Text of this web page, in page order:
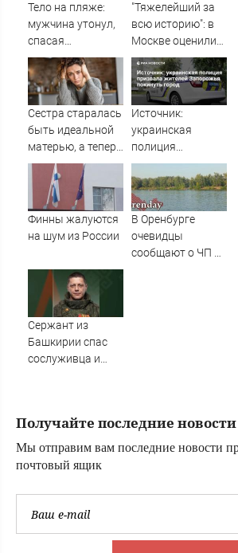
Тело на пляже:
мужчина утонул,
спасая
маленькую дочку
09/08/2026 –
Новости
"Тяжелейший за
всю историю": в
Москве оценили
масштаб кризиса
в НАТО
Сестра старалась
быть идеальной
матерью, а теперь
рыдает, потому
что у дочери к ней
куча претензий
Источник:
украинская
полиция
призвала
жителей
Запорожья
покинуть город
Финны жалуются
на шум из России
В Оренбурге
очевидцы
сообщают о ЧП на
Сержант из
Башкирии спас
сослуживца и
Получайте последние
Мы отправим вам последние новости
почтовый ящик